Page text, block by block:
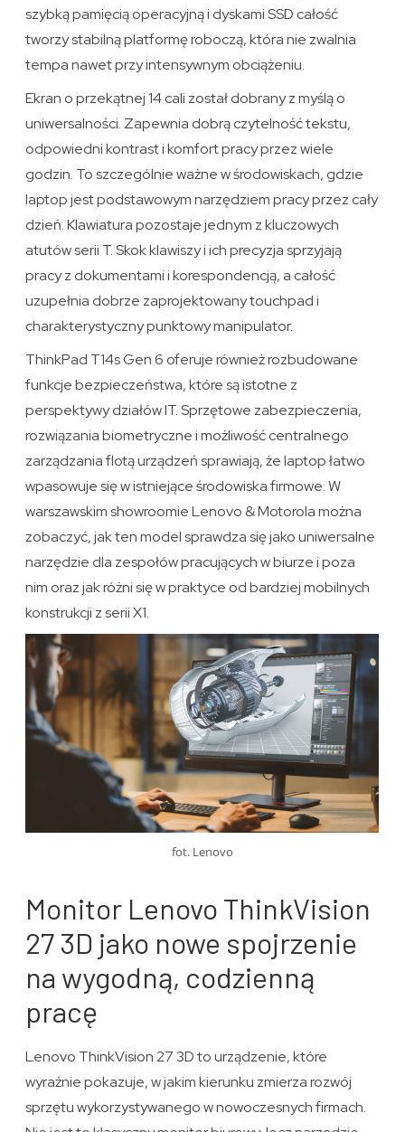
szybką pamięcią operacyjną i dyskami SSD całość
tworzy stabilną platformę roboczą, która nie zwalnia
tempa nawet przy intensywnym obciążeniu.
Ekran o przekątnej 14 cali został dobrany z myślą o
uniwersalności. Zapewnia dobrą czytelność tekstu,
odpowiedni kontrast i komfort pracy przez wiele
godzin. To szczególnie ważne w środowiskach, gdzie
laptop jest podstawowym narzędziem pracy przez cały
dzień. Klawiatura pozostaje jednym z kluczowych
atutów serii T. Skok klawiszy i ich precyzja sprzyjają
pracy z dokumentami i korespondencją, a całość
uzupełnia dobrze zaprojektowany touchpad i
charakterystyczny punktowy manipulator.
ThinkPad T14s Gen 6 oferuje również rozbudowane
funkcje bezpieczeństwa, które są istotne z
perspektywy działów IT. Sprzętowe zabezpieczenia,
rozwiązania biometryczne i możliwość centralnego
zarządzania flotą urządzeń sprawiają, że laptop łatwo
wpasowuje się w istniejące środowiska firmowe. W
warszawskim showroomie Lenovo & Motorola można
zobaczyć, jak ten model sprawdza się jako uniwersalne
narzędzie dla zespołów pracujących w biurze i poza
nim oraz jak różni się w praktyce od bardziej mobilnych
konstrukcji z serii X1.
fot. Lenovo
Monitor Lenovo ThinkVision
27 3D jako nowe spojrzenie
na wygodną, codzienną
pracę
Lenovo ThinkVision 27 3D to urządzenie, które
wyraźnie pokazuje, w jakim kierunku zmierza rozwój
sprzętu wykorzystywanego w nowoczesnych firmach.